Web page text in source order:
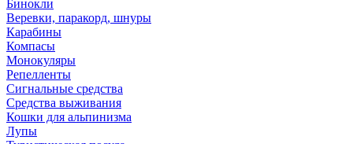
Бинокли
Веревки, паракорд, шнуры
Карабины
Компасы
Монокуляры
Репелленты
Сигнальные средства
Средства выживания
Кошки для альпинизма
Лупы